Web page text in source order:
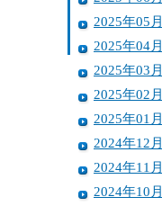
2025年05月
2025年04月
2025年03月
2025年02月
2025年01月
2024年12月
2024年11月
2024年10月